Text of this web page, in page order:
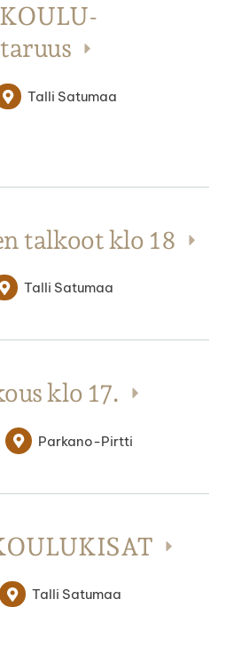
Talli Satumaa
talkoot klo 18
Talli Satumaa
klo 17.
Parkano-Pirtti
Talli Satumaa